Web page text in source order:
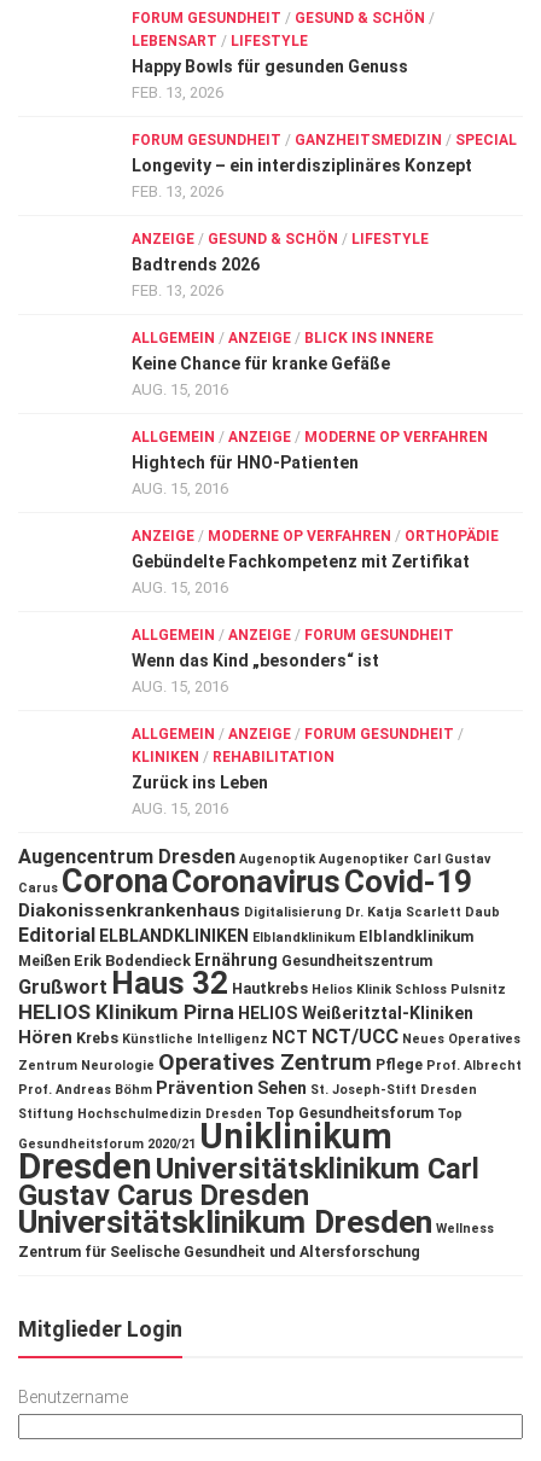
FORUM GESUNDHEIT / GESUND & SCHÖN /
LEBENSART / LIFESTYLE
Happy Bowls für gesunden Genuss
FEB. 13, 2026
FORUM GESUNDHEIT / GANZHEITSMEDIZIN / SPECIAL
Longevity – ein interdisziplinäres Konzept
FEB. 13, 2026
ANZEIGE / GESUND & SCHÖN / LIFESTYLE
Badtrends 2026
FEB. 13, 2026
ALLGEMEIN / ANZEIGE / BLICK INS INNERE
Keine Chance für kranke Gefäße
AUG. 15, 2016
ALLGEMEIN / ANZEIGE / MODERNE OP VERFAHREN
Hightech für HNO-Patienten
AUG. 15, 2016
ANZEIGE / MODERNE OP VERFAHREN / ORTHOPÄDIE
Gebündelte Fachkompetenz mit Zertifikat
AUG. 15, 2016
ALLGEMEIN / ANZEIGE / FORUM GESUNDHEIT
Wenn das Kind „besonders“ ist
AUG. 15, 2016
ALLGEMEIN / ANZEIGE / FORUM GESUNDHEIT /
KLINIKEN / REHABILITATION
Zurück ins Leben
AUG. 15, 2016
Augencentrum Dresden Augenoptik Augenoptiker Carl Gustav
Carus CoronaCoronavirusCovid-19
Diakonissenkrankenhaus Digitalisierung Dr. Katja Scarlett Daub
Editorial ELBLANDKLINIKEN Elblandklinikum Elblandklinikum
Meißen Erik Bodendieck Ernährung Gesundheitszentrum
Grußwort Haus 32 Hautkrebs Helios Klinik Schloss Pulsnitz
HELIOS Klinikum Pirna HELIOS Weißeritztal-Kliniken
Hören Krebs Künstliche Intelligenz NCT NCT/UCC Neues Operatives
Zentrum Neurologie Operatives Zentrum Pflege Prof. Albrecht
Prof. Andreas Böhm Prävention Sehen St. Joseph-Stift Dresden
Stiftung Hochschulmedizin Dresden Top Gesundheitsforum Top
Gesundheitsforum 2020/21 Uniklinikum
DresdenUniversitätsklinikum Carl
Gustav Carus Dresden
Universitätsklinikum Dresden Wellness
Zentrum für Seelische Gesundheit und Altersforschung
Mitglieder Login
Benutzername